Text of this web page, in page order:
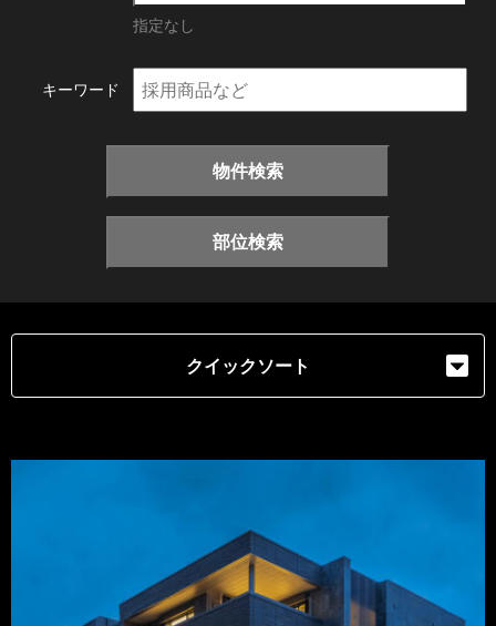
指定なし
キーワード
物件検索
部位検索
クイックソート